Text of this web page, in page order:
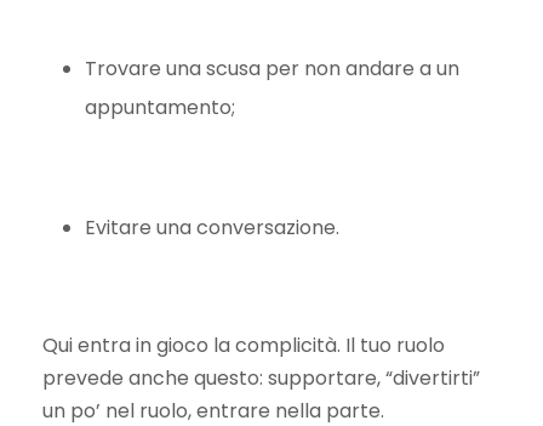
Trovare una scusa per non andare a un
appuntamento;
Evitare una conversazione.
Qui entra in gioco la complicità. Il tuo ruolo
prevede anche questo: supportare, “divertirti”
un po’ nel ruolo, entrare nella parte.